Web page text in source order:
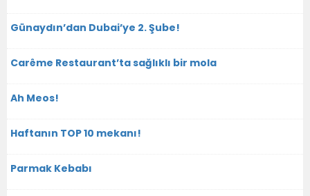
Günaydın’dan Dubai’ye 2. Şube!
Carême Restaurant’ta sağlıklı bir mola
Ah Meos!
Haftanın TOP 10 mekanı!
Parmak Kebabı